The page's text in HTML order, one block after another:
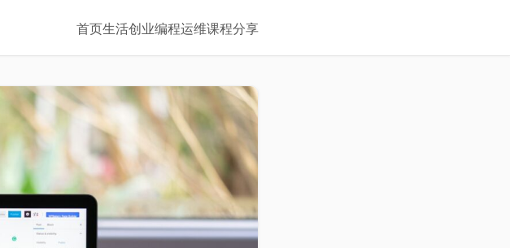
首页生活创业编程运维课程分享